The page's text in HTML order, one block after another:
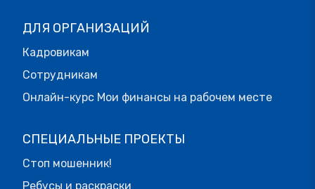
ДЛЯ ОРГАНИЗАЦИЙ
Кадровикам
Сотрудникам
Онлайн-курс Мои финансы на рабочем месте
СПЕЦИАЛЬНЫЕ ПРОЕКТЫ
Стоп мошенник!
Ребусы и раскраски